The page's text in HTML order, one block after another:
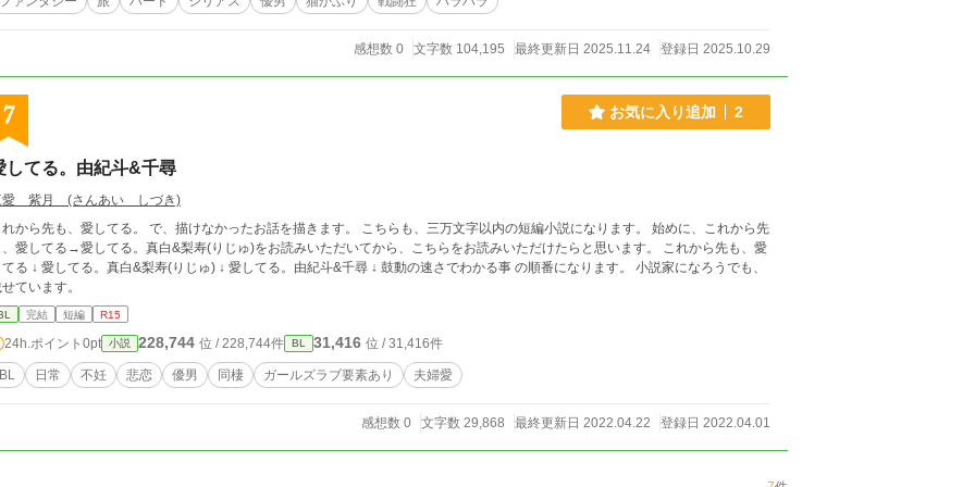
感想数 0 文字数 104,195 最終更新日 2025.11.24 登録日 2025.10.29
7 お気に入り追加 2
してる。由紀斗&千尋
愛 紫月 (さんあい しづき)
も、愛してる。 で、描けなかったお話を描きます。 こちらも、三万文字以内の短編小説になります。 始めに、これから先
、愛してる→愛してる。真白&梨寿(りじゅ)をお読みいただいてから、こちらをお読みいただけたらと思います。 これから先も、愛
る ↓ 愛してる。真白&梨寿(りじゅ) ↓ 愛してる。由紀斗&千尋 ↓ 鼓動の速さでわかる事 の順番になります。 小説家になろうでも、
ています。
完結 短編 R15
24h.ポイント 0pt 小説 228,744 位 / 228,744件 BL 31,416 位 / 31,416件
BL 日常 不妊 悲恋 優男 同棲 ガールズラブ要素あり 夫婦愛
感想数 0 文字数 29,868 最終更新日 2022.04.22 登録日 2022.04.01